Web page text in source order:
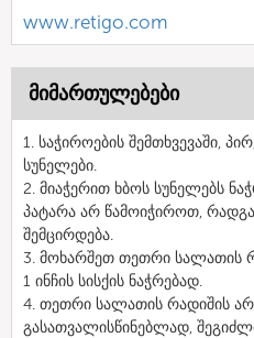
www.retigo.com
მიმართულებები
1. საჭიროების შემთხვევაში,
სუნელები.
2. მიაჭერით ხბოს სუნელებს
პატარა არ წამოიჭიროთ,
შემცირდება.
3. მოხარშეთ თეთრი სალათის
1 ინჩის სისქის ნაჭრებად.
4. თეთრი სალათის რადიშის
გასათვალისწინებლად,